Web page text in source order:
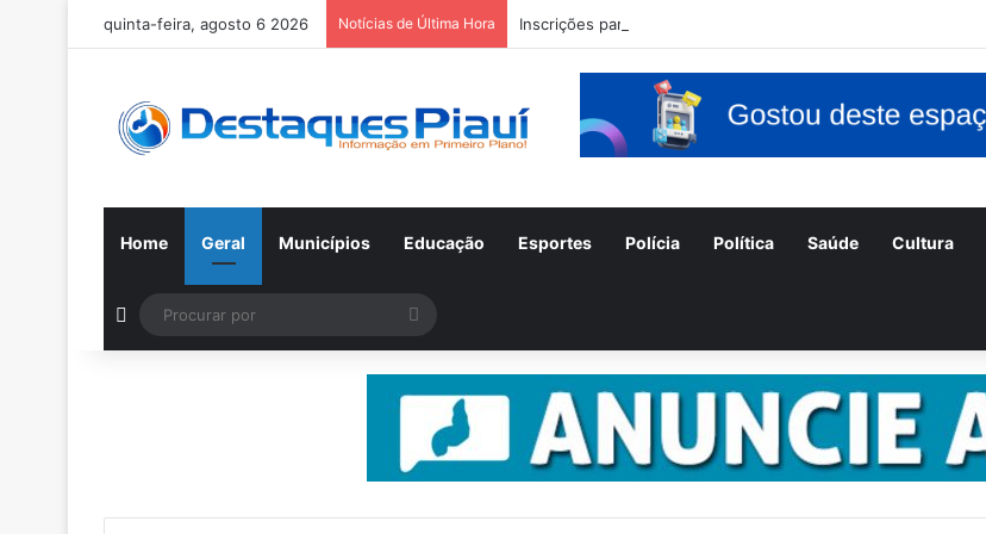
quinta-feira, agosto 6 2026 Notícias de Última Hora Inscrições para o concurso Unificado do Piauí encerram amanhã
Home Geral Municípios Educação Esportes Polícia Política Saúde Cultura
Switch skin
Procurar
por